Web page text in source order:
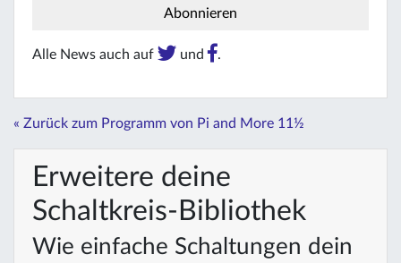
Alle News auch auf und .
« Zurück zum Programm von Pi and More 11½
Erweitere deine
Schaltkreis-Bibliothek
Wie einfache Schaltungen dein